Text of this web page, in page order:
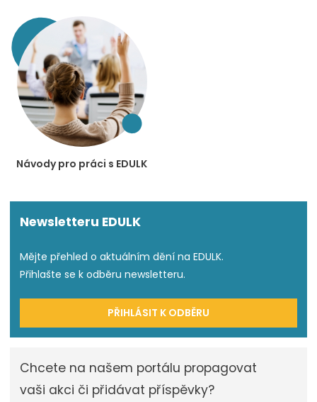
Návody pro práci s EDULK
Newsletteru EDULK
Mějte přehled o aktuálním dění na EDULK.
Přihlašte se k odběru newsletteru.
PŘIHLÁSIT K ODBĚRU
Chcete na našem portálu propagovat
vaši akci či přidávat příspěvky?